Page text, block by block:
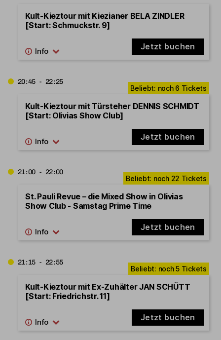
Kult-Kieztour mit Kiezianer BELA ZINDLER
[Start: Schmuckstr. 9]
Jetzt buchen
20:45 - 22:25
Kult-Kieztour mit Türsteher DENNIS SCHMIDT
[Start: Olivias Show Club]
Jetzt buchen
21:00 - 22:00
St. Pauli Revue – die Mixed Show in Olivias
Show Club - Samstag Prime Time
Jetzt buchen
21:15 - 22:55
Kult-Kieztour mit Ex-Zuhälter JAN SCHÜTT
[Start: Friedrichstr. 11]
Jetzt buchen